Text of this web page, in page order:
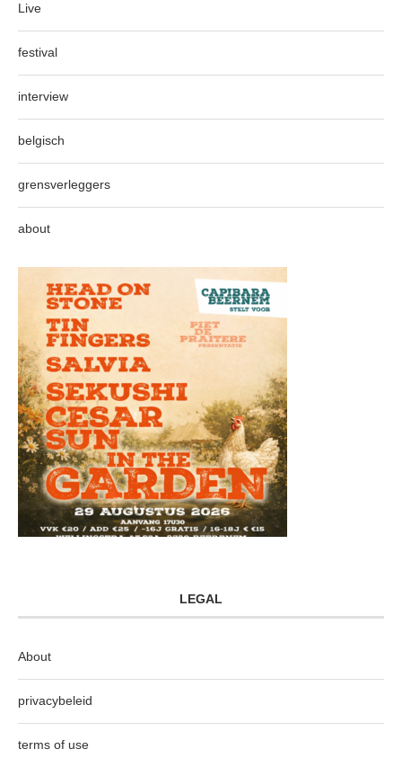
Live
festival
interview
belgisch
grensverleggers
about
LEGAL
About
privacybeleid
terms of use